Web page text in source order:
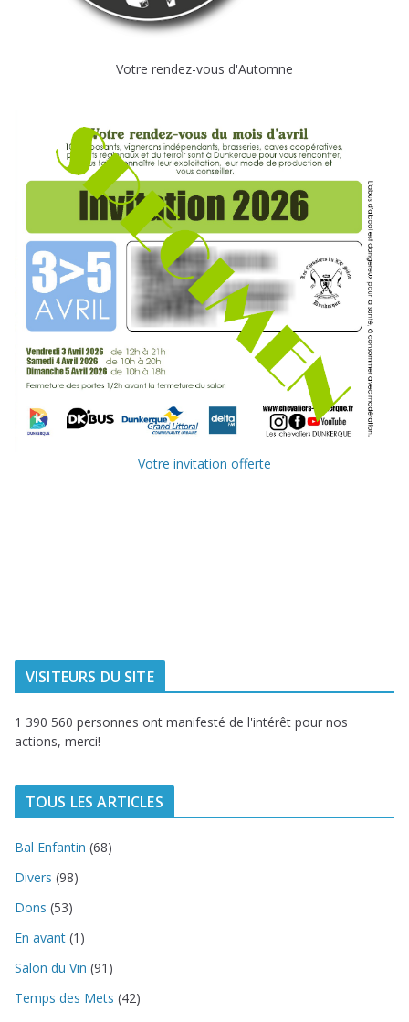
Votre rendez-vous d'Automne
Votre invitation offerte
VISITEURS DU SITE
1 390 560 personnes ont manifesté de l'intérêt pour nos
actions, merci!
TOUS LES ARTICLES
Bal Enfantin (68)
Divers (98)
Dons (53)
En avant (1)
Salon du Vin (91)
Temps des Mets (42)